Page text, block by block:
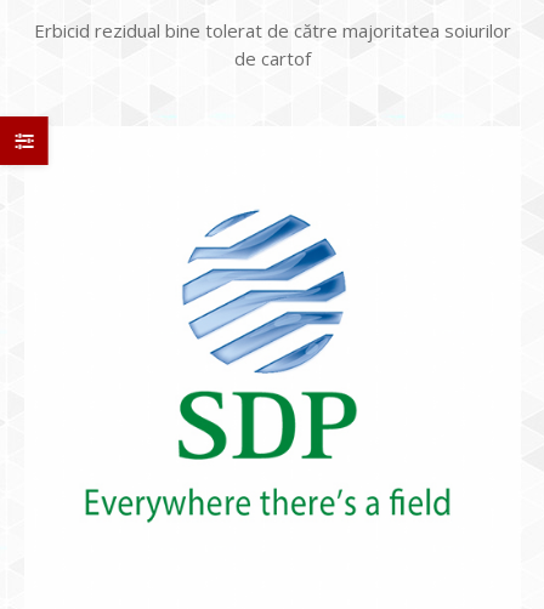
Erbicid rezidual bine tolerat de către majoritatea soiurilor
de cartof